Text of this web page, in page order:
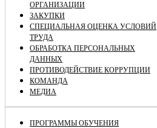
ОРГАНИЗАЦИИ
ЗАКУПКИ
СПЕЦИАЛЬНАЯ ОЦЕНКА УСЛОВИЙ
ТРУДА
ОБРАБОТКА ПЕРСОНАЛЬНЫХ
ДАННЫХ
ПРОТИВОДЕЙСТВИЕ КОРРУПЦИИ
КОМАНДА
МЕДИА
ПРОГРАММЫ ОБУЧЕНИЯ